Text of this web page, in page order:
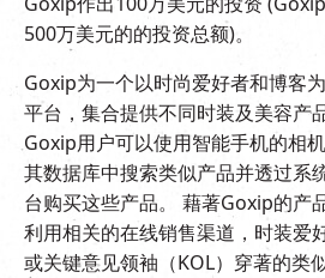
500万美元的的投资总额)。
Goxip为一个以时尚爱好者和博客
平台，集合提供不同时装及美容产
Goxip用户可以使用智能手机的相
其数据库中搜索类似产品并透过系
台购买这些产品。 藉著Goxip的产
利用相关的在线销售渠道，时装爱
或关键意见领袖（KOL）穿著的类似